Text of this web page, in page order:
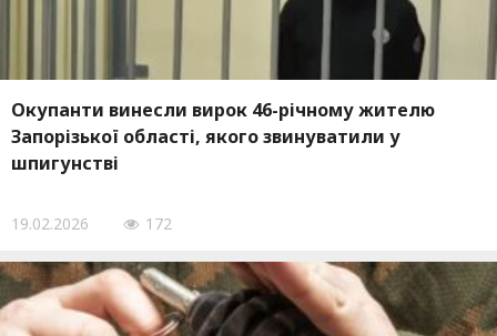
Окупанти винесли вирок 46-річному жителю
Запорізької області, якого звинуватили у
шпигунстві
19.02.2026 172